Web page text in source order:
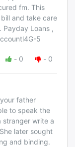
fm. This
and take care
Payday Loans ,
5
- 0 - 0
father
to speak the
stranger write a
later sought
and binding.